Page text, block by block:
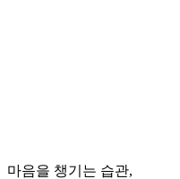
마음을 챙기는 습관,